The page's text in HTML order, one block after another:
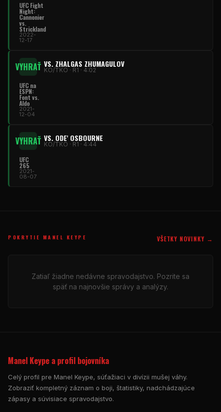
UFC Fight
Night:
Cannonier
vs.
Strickland
2022-
12-17
VYHRAŤ VS. ZHALGAS ZHUMAGULOV
KO/TKO · R1 · 4:02
UFC na
ESPN:
Font vs.
Aldo
2021-
12-04
VYHRAŤ VS. ODE' OSBOURNE
KO/TKO · R1 · 4:44
UFC
265
2021-
08-07
POKRYTIE MANEL KEYPE VŠETKY NOVINKY →
Zatiaľ žiadne nedávne spravodajstvo. Pozrite sa
späť na najnovšie správy a analýzy.
Manel Keype a profil bojovníka
Celý profil pre Manel Keype, súťažiaci v divízii mušej váhy.
Zobraziť kompletný záznam o boji, štatistiky, nadchádzajúce
zápasy a súvisiace spravodajstvo.